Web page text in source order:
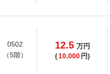
0502
（5階）
12.5 万円
( 10,000 円)